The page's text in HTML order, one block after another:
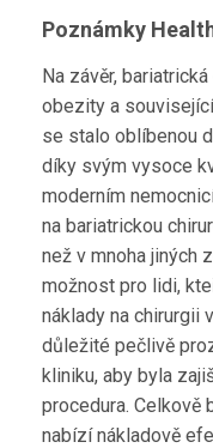
Poznámky
Na závěr,
obezity a
se stalo oblíbenou
díky svým vysoce
moderním
na bariatrickou
než v mnoha jiných
možnost pro lidi,
náklady na chirurgii
důležité pečlivě
kliniku, aby byla
procedura. Celkově
nabízí nákladově